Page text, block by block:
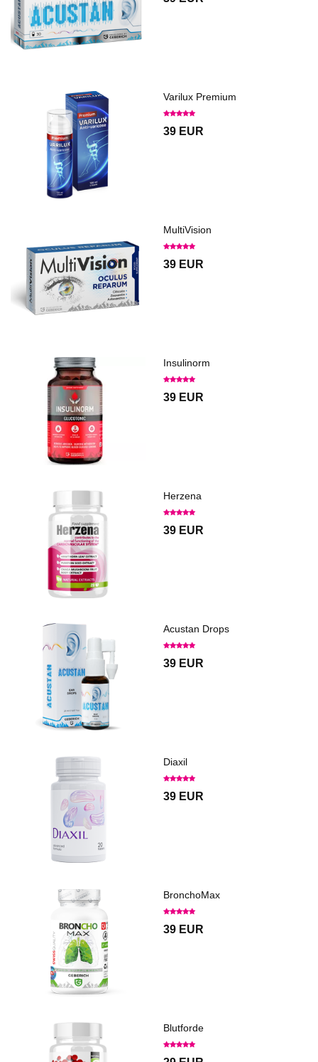
Varilux Premium
39 EUR
MultiVision
39 EUR
Insulinorm
39 EUR
Herzena
39 EUR
Acustan Drops
39 EUR
Diaxil
39 EUR
BronchoMax
39 EUR
Blutforde